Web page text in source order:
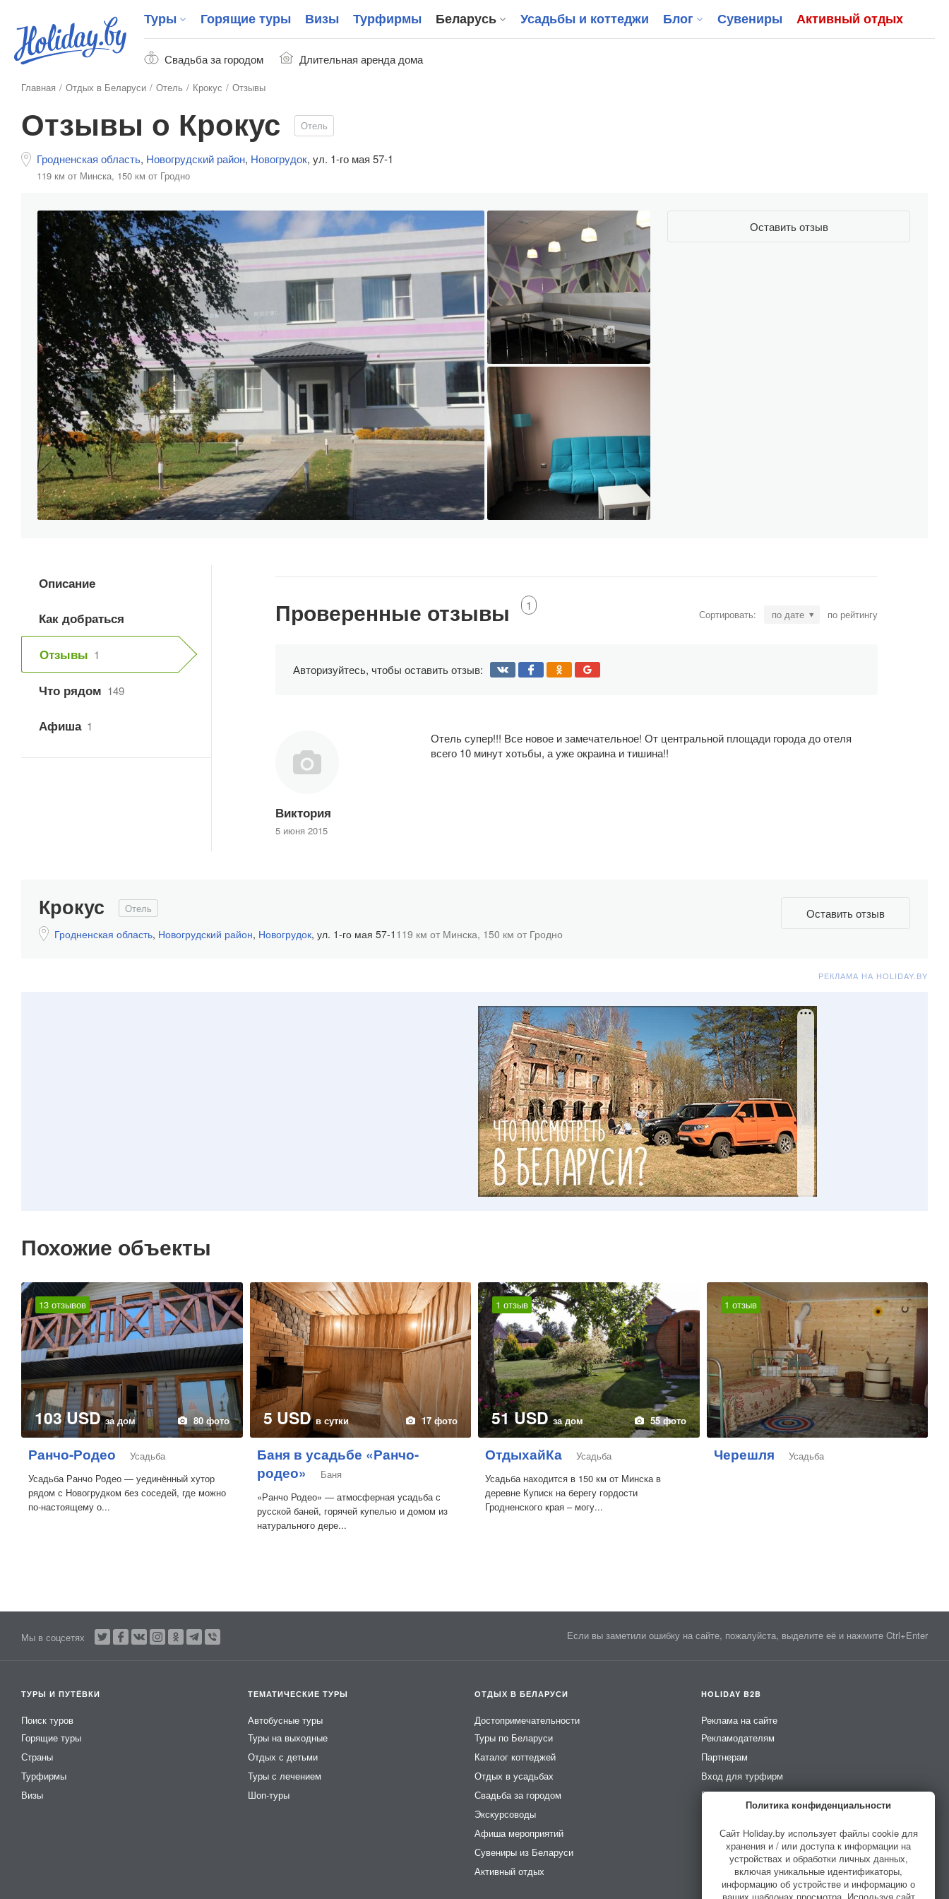
Свадьба за городом Длительная аренда дома
Туры Горящие туры Визы Турфирмы Беларусь Усадьбы и коттеджи Блог Сувениры Активный отдых
Главная Отдых в Беларуси Отель Крокус Отзывы
Отзывы о Крокус Отель
Гродненская область, Новогрудский район, Новогрудок, ул. 1-го мая 57-1
119 км от Минска, 150 км от Гродно
Оставить отзыв
Описание
Как добраться
Отзывы 1
Что рядом 149
Афиша 1
Проверенные отзывы 1
Сортировать: по дате по рейтингу
Авторизуйтесь, чтобы оставить отзыв:
Виктория
5 июня 2015
Отель супер!!! Все новое и замечательное! От центральной площади города до отеля
всего 10 минут хотьбы, а уже окраина и тишина!!
Крокус Отель
Гродненская область, Новогрудский район, Новогрудок, ул. 1-го мая 57-1 119 км от Минска, 150 км от Гродно
Оставить отзыв
РЕКЛАМА НА HOLIDAY.BY
Похожие объекты
13 отзывов
103 USDза дом 80 фото
Ранчо-Родео
Усадьба
Усадьба Ранчо Родео — уединённый хутор
рядом с Новогрудком без соседей, где можно
по-настоящему о...
5 USDв сутки 17 фото
Баня в усадьбе «Ранчо-
родео»
Баня
«Ранчо Родео» — атмосферная усадьба с
русской баней, горячей купелью и домом из
натурального дере...
1 отзыв
51 USDза дом 55 фото
ОтдыхайКа
Усадьба
Усадьба находится в 150 км от Минска в
деревне Куписк на берегу гордости
Гродненского края – могу...
1 отзыв
Черешля Усадьба
Мы в соцсетях Если вы заметили ошибку на сайте, пожалуйста, выделите её и нажмите Ctrl+Enter
ТУРЫ И ПУТЁВКИ
Поиск туров
Горящие туры
Страны
Турфирмы
Визы
ТЕМАТИЧЕСКИЕ ТУРЫ
Автобусные туры
Туры на выходные
Отдых с детьми
Туры с лечением
Шоп-туры
ОТДЫХ В БЕЛАРУСИ
Достопримечательности
Туры по Беларуси
Каталог коттеджей
Отдых в усадьбах
Свадьба за городом
Экскурсоводы
Афиша мероприятий
Сувениры из Беларуси
Активный отдых
HOLIDAY B2B
Реклама на сайте
Рекламодателям
Партнерам
Вход для турфирм
Вход для усадеб
Политика конфиденциальности
Сайт Holiday.by использует файлы cookie для
хранения и / или доступа к информации на
устройствах и обработки личных данных,
включая уникальные идентификаторы,
информацию об устройстве и информацию о